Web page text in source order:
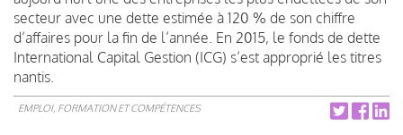
secteur avec une dette estimée à 120 % de son chiffre
d’affaires pour la fin de l’année. En 2015, le fonds de dette
International Capital Gestion (ICG) s’est approprié les titres
nantis.
EMPLOI, FORMATION ET COMPÉTENCES